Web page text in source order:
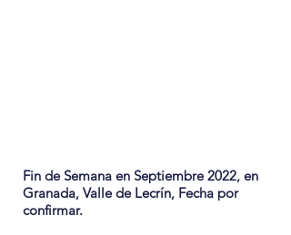
Fin de Semana en Septiembre 2022, en
Granada, Valle de Lecrín, Fecha por
confirmar.